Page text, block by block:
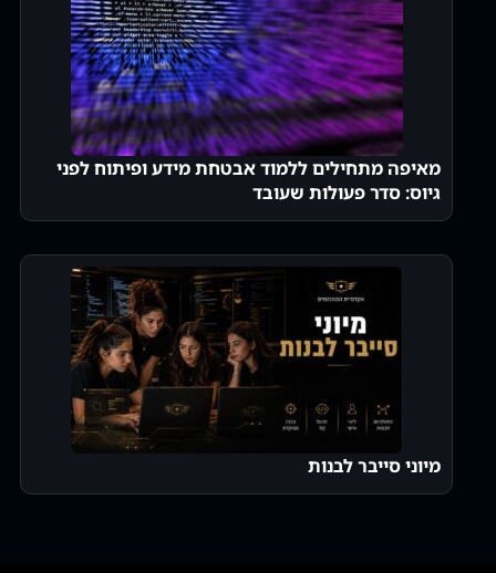
מאיפה מתחילים ללמוד אבטחת מידע ופיתוח לפני
גיוס: סדר פעולות שעובד
מיוני סייבר לבנות